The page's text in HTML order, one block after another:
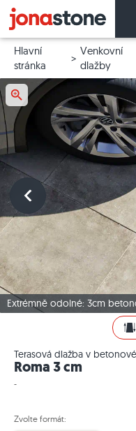
Hlavní
stránka
Venkovní
dlažby
Extrémně odolné: 3cm
Terasová dlažba v
Roma 3 cm
-
Zvolte formát: